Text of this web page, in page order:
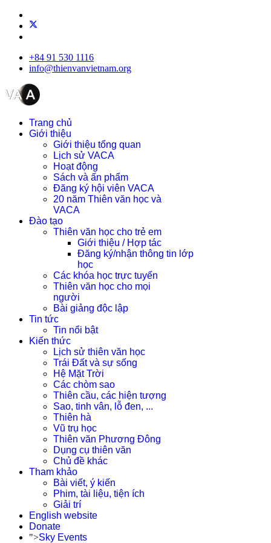
+84 91 530 1116
info@thienvanvietnam.org
Trang chủ
Giới thiệu
Giới thiệu tổng quan
Lịch sử VACA
Hoạt động
Sách và ấn phẩm
Đăng ký hội viên VACA
20 năm Thiên văn học và
VACA
Đào tạo
Thiên văn học cho trẻ em
Giới thiệu / Hợp tác
Đăng ký/nhận thông tin lớp
học
Các khóa học trực tuyến
Thiên văn học cho mọi
người
Bài giảng độc lập
Tin tức
Tin nổi bật
Kiến thức
Lịch sử thiên văn học
Trái Đất và sự sống
Hệ Mặt Trời
Các chòm sao
Thiên cầu, các hiện tượng
Sao, tinh vân, lỗ đen, ...
Thiên hà
Vũ trụ học
Thiên văn Phương Đông
Dụng cụ thiên văn
Chủ đề khác
Tham khảo
Bài viết, ý kiến
Phim, tài liệu, tiện ích
Giải trí
English website
Donate
">Sky Events